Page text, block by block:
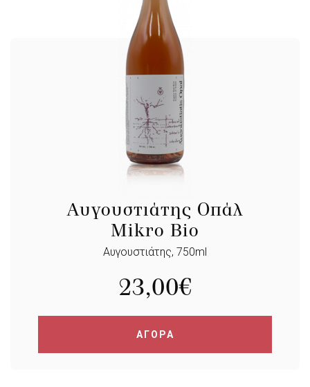
Αυγουστιάτης Οπάλ
Mikro Bio
Αυγουστιάτης, 750ml
23,00€
ΑΓΟΡΑ